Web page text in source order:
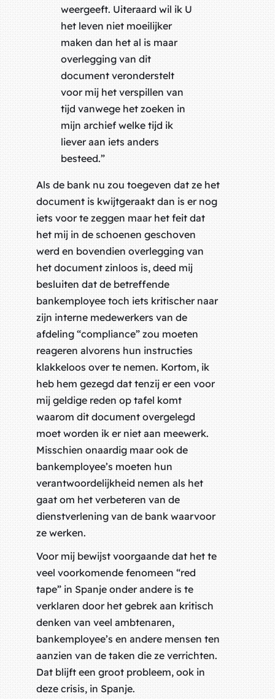
weergeeft. Uiteraard wil ik U
het leven niet moeilijker
maken dan het al is maar
overlegging van dit
document veronderstelt
voor mij het verspillen van
tijd vanwege het zoeken in
mijn archief welke tijd ik
liever aan iets anders
besteed.”
Als de bank nu zou toegeven dat ze het
document is kwijtgeraakt dan is er nog
iets voor te zeggen maar het feit dat
het mij in de schoenen geschoven
werd en bovendien overlegging van
het document zinloos is, deed mij
besluiten dat de betreffende
bankemployee toch iets kritischer naar
zijn interne medewerkers van de
afdeling “compliance” zou moeten
reageren alvorens hun instructies
klakkeloos over te nemen. Kortom, ik
heb hem gezegd dat tenzij er een voor
mij geldige reden op tafel komt
waarom dit document overgelegd
moet worden ik er niet aan meewerk.
Misschien onaardig maar ook de
bankemployee’s moeten hun
verantwoordelijkheid nemen als het
gaat om het verbeteren van de
dienstverlening van de bank waarvoor
ze werken.
Voor mij bewijst voorgaande dat het te
veel voorkomende fenomeen “red
tape” in Spanje onder andere is te
verklaren door het gebrek aan kritisch
denken van veel ambtenaren,
bankemployee’s en andere mensen ten
aanzien van de taken die ze verrichten.
Dat blijft een groot probleem, ook in
deze crisis, in Spanje.